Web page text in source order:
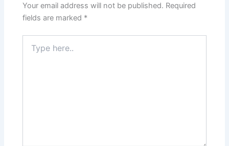
Your email address will not be published. Required
fields are marked *
here..